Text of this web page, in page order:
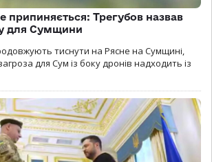
припиняється: Трегубов назвав
для Сумщини
тиснути на Рясне на Сумщині,
для Сум із боку дронів надходить із